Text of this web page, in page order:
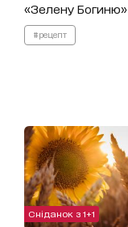
«Зелену Богиню»
#рецепт
Сніданок з 1+1